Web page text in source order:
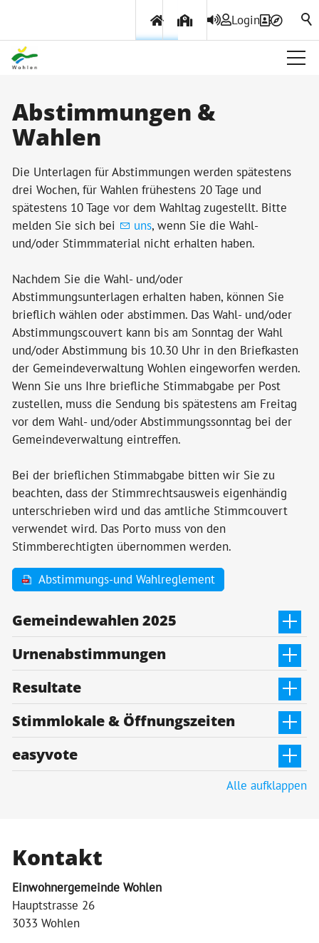
Login
Über Wohlen
Politik & Verwaltung
Gemeinderat
Departemente & Abteilungen
Verwaltung
Abstimmungen & Wahlen
Kommissionen & Personen
Parteien
Themen & Services
Abstimmungen &
Wahlen
Die Unterlagen für Abstimmungen werden spätestens
drei Wochen, für Wahlen frühestens 20 Tage und
spätestens 10 Tage vor dem Wahltag zugestellt. Bitte
melden Sie sich bei
uns, wenn Sie die Wahl-
und/oder Stimmmaterial nicht erhalten haben.
Nachdem Sie die Wahl- und/oder
Abstimmungsunterlagen erhalten haben, können Sie
brieflich wählen oder abstimmen. Das Wahl- und/oder
Abstimmungscouvert kann bis am Sonntag der Wahl
und/oder Abstimmung bis 10.30 Uhr in den Briefkasten
der Gemeindeverwaltung Wohlen eingeworfen werden.
Wenn Sie uns Ihre briefliche Stimmabgabe per Post
zustellen, muss die Sendung bis spätestens am Freitag
vor dem Wahl- und/oder Abstimmungssonntag bei der
Gemeindeverwaltung eintreffen.
Bei der brieflichen Stimmabgabe bitten wir Sie zu
beachten, dass der Stimmrechtsausweis eigenhändig
unterschrieben wird und das amtliche Stimmcouvert
verwendet wird. Das Porto muss von den
Stimmberechtigten übernommen werden.
Abstimmungs-und Wahlreglement
Gemeindewahlen 2025
Urnenabstimmungen
Resultate
Stimmlokale & Öffnungszeiten
easyvote
Alle aufklappen
Kontakt
Einwohnergemeinde Wohlen
Hauptstrasse 26
3033 Wohlen